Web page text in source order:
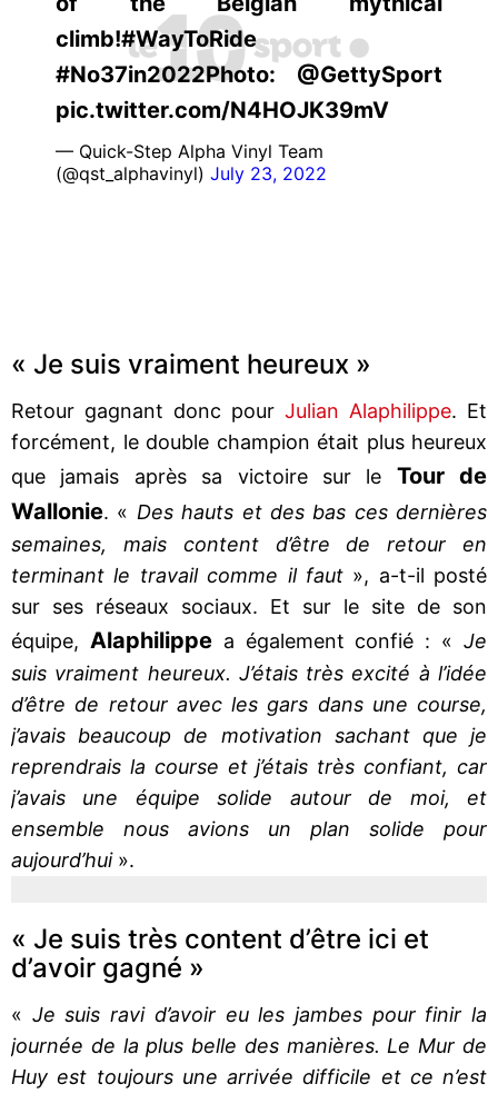
climb!#WayToRide
#No37in2022Photo: @GettySport
pic.twitter.com/N4HOJK39mV
— Quick-Step Alpha Vinyl Team
(@qst_alphavinyl) July 23, 2022
« Je suis vraiment heureux »
Retour gagnant donc pour Julian Alaphilippe. Et
forcément, le double champion était plus heureux
que jamais après sa victoire sur le Tour de
Wallonie. « Des hauts et des bas ces dernières
semaines, mais content d’être de retour en
terminant le travail comme il faut», a-t-il posté
sur ses réseaux sociaux. Et sur le site de son
équipe, Alaphilippea également confié : «Je
suis vraiment heureux. J’étais très excité à l’idée
d’être de retour avec les gars dans une course,
j’avais beaucoup de motivation sachant que je
reprendrais la course et j’étais très confiant, car
j’avais une équipe solide autour de moi, et
ensemble nous avions un plan solide pour
aujourd’hui».
« Je suis très content d’être ici et
d’avoir gagné »
« Je suis ravi d’avoir eu les jambes pour finir la
journée de la plus belle des manières. Le Mur de
Huy est toujours une arrivée difficile et ce n’est